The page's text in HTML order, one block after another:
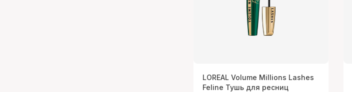
LOREAL Volume Millions Lashes
Feline Тушь для ресниц